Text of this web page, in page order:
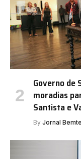
Governo de
moradias
Santista e
By Jornal